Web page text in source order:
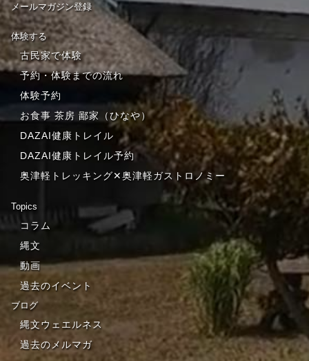
メールマガジン登録
体験する
古民家で体験
予約・体験までの流れ
体験予約
お食事 茶房 鄙家（ひなや）
DAZAI健康トレイル
DAZAI健康トレイル予約
奥津軽トレッキング✕奥津軽ガストロノミー
Topics
コラム
縄文
動画
過去のイベント
ブログ
縄文ウェエルネス
過去のメルマガ